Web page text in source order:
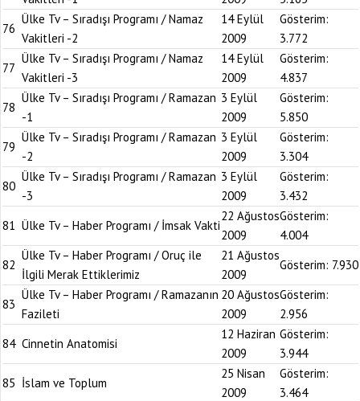
76
Ülke Tv – Sıradışı Programı / Namaz
Vakitleri -2
14 Eylül
2009
Gösterim:
3.772
77
Ülke Tv – Sıradışı Programı / Namaz
Vakitleri -3
14 Eylül
2009
Gösterim:
4.837
78
Ülke Tv – Sıradışı Programı / Ramazan
-1
3 Eylül
2009
Gösterim:
5.850
79
Ülke Tv – Sıradışı Programı / Ramazan
-2
3 Eylül
2009
Gösterim:
3.304
80
Ülke Tv – Sıradışı Programı / Ramazan
-3
3 Eylül
2009
Gösterim:
3.432
81 Ülke Tv – Haber Programı / İmsak Vakti
22 Ağustos
2009
Gösterim:
4.004
82
Ülke Tv – Haber Programı / Oruç ile
İlgili Merak Ettiklerimiz
21 Ağustos
2009
Gösterim: 7.930
83
Ülke Tv – Haber Programı / Ramazanın
Fazileti
20 Ağustos
2009
Gösterim:
2.956
84 Cinnetin Anatomisi
12 Haziran
2009
Gösterim:
3.944
85 İslam ve Toplum
25 Nisan
2009
Gösterim:
3.464